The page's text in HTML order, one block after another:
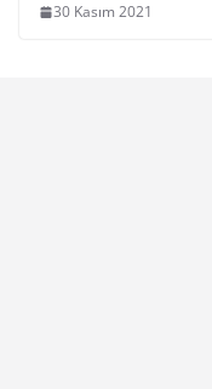
30 Kasım 2021